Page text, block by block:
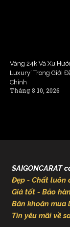
Vàng 24k Và Xu
Luxury’ Trong Giới
Chính
Tháng 8 10, 2026
SAIGONCARAT
Đẹp - Chất luôn
Giá tốt - Bảo
Băn khoăn mua
Tin yêu mãi về